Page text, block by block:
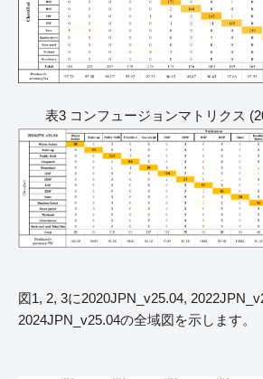
表3 コンフュージョンマトリクス
図1, 2, 3に2020JPN_v25.04,
2024JPN_v25.04の全域図を示します。